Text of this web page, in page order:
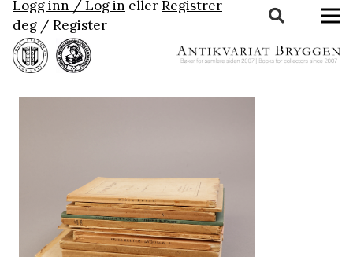
Logg inn / Log in ellerRegistrer
deg / Register